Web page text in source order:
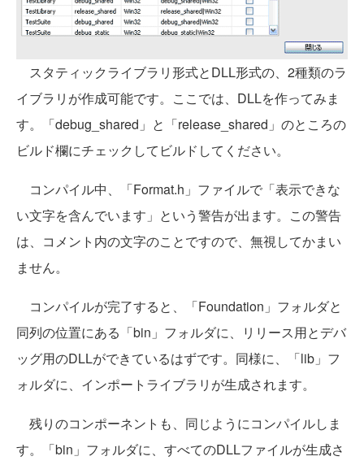
スタティックライブラリ形式とDLL形式の、2種類のラ
イブラリが作成可能です。ここでは、DLLを作ってみま
す。「debug_shared」と「release_shared」のところの
ビルド欄にチェックしてビルドしてください。
コンパイル中、「Format.h」ファイルで「表示できな
い文字を含んでいます」という警告が出ます。この警告
は、コメント内の文字のことですので、無視してかまい
ません。
コンパイルが完了すると、「Foundation」フォルダと
同列の位置にある「bin」フォルダに、リリース用とデバ
ッグ用のDLLができているはずです。同様に、「lib」フ
ォルダに、インポートライブラリが生成されます。
残りのコンポーネントも、同じようにコンパイルしま
す。「bin」フォルダに、すべてのDLLファイルが生成さ